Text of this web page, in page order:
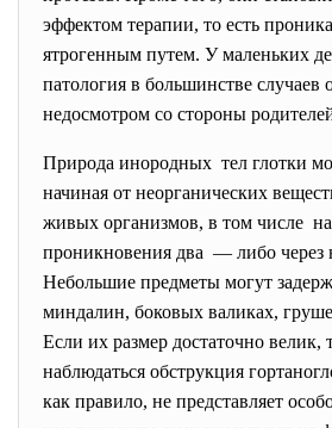
эффектом терапии, то есть
ятрогенным путем. У маленьких
патология в большинстве случаев
недосмотром со стороны
Природа инородных тел глотки
начиная от неорганических
живых организмов, в том числе
проникновения два — либо через
Небольшие предметы могут
миндалин, боковых валиках,
Если их размер достаточно велик,
наблюдаться обструкция
как правило, не представляет